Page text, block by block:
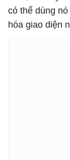
có thể dùng
hóa giao diện